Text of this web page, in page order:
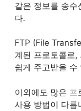
같은 정보를 송수
다.
FTP (File
계된 프로토콜로,
쉽게 주고받을 수
이외에도 많은 프
사용 방법이 다릅